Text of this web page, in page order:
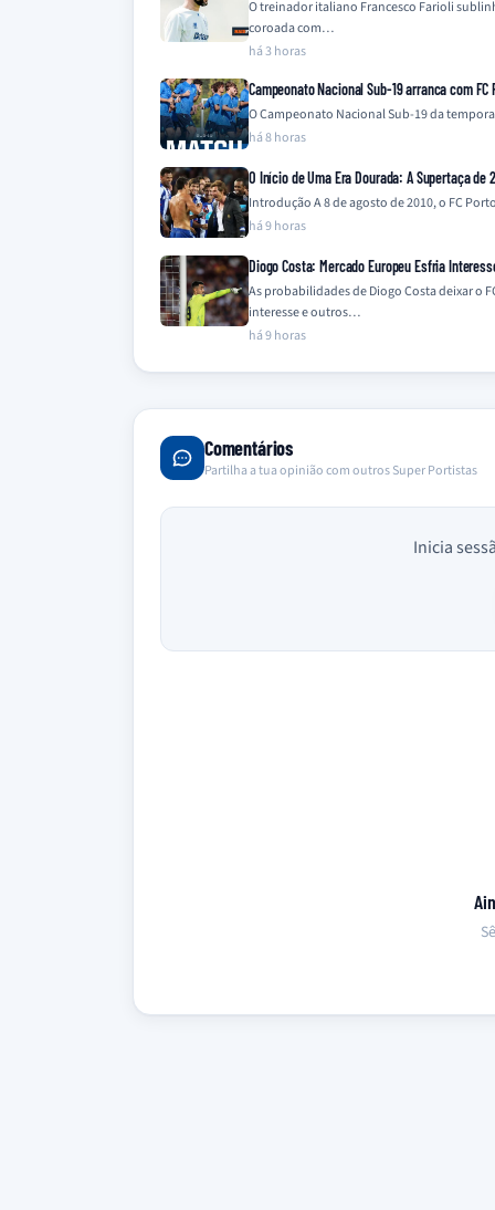
O treinador italiano Francesco Farioli
coroada com…
há 3 horas
Campeonato Nacional Sub-19 arranca com
O Campeonato Nacional Sub-19 da
há 8 horas
O Início de Uma Era Dourada: A Supertaça de
Introdução A 8 de agosto de 2010, o FC
há 9 horas
Diogo Costa: Mercado Europeu Esfria
As probabilidades de Diogo Costa deixar o
interesse e outros…
há 9 horas
Comentários
Partilha a tua opinião com outros Super Portistas
Inicia